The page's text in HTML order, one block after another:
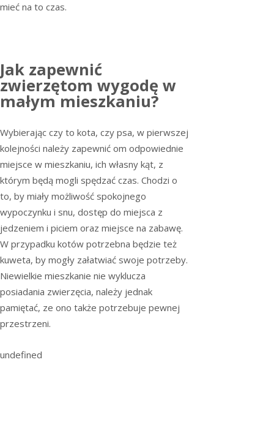
mieć na to czas.
Jak zapewnić
zwierzętom wygodę w
małym mieszkaniu?
Wybierając czy to kota, czy psa, w pierwszej
kolejności należy zapewnić om odpowiednie
miejsce w mieszkaniu, ich własny kąt, z
którym będą mogli spędzać czas. Chodzi o
to, by miały możliwość spokojnego
wypoczynku i snu, dostęp do miejsca z
jedzeniem i piciem oraz miejsce na zabawę.
W przypadku kotów potrzebna będzie też
kuweta, by mogły załatwiać swoje potrzeby.
Niewielkie mieszkanie nie wyklucza
posiadania zwierzęcia, należy jednak
pamiętać, ze ono także potrzebuje pewnej
przestrzeni.
undefined